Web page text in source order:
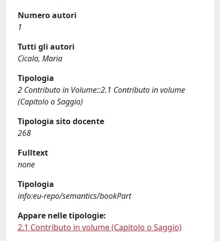
Numero autori
1
Tutti gli autori
Cicala, Maria
Tipologia
2 Contributo in Volume::2.1 Contributo in volume
(Capitolo o Saggio)
Tipologia sito docente
268
Fulltext
none
Tipologia
info:eu-repo/semantics/bookPart
Appare nelle tipologie:
2.1 Contributo in volume (Capitolo o Saggio)